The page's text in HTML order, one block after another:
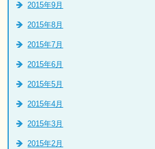
2015年9月
2015年8月
2015年7月
2015年6月
2015年5月
2015年4月
2015年3月
2015年2月